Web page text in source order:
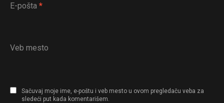
E-pošta *
Veb mesto
Sačuvaj moje ime, e-poštu i veb mesto u ovom pregledaču veba za
sledeći put kada komentarišem.